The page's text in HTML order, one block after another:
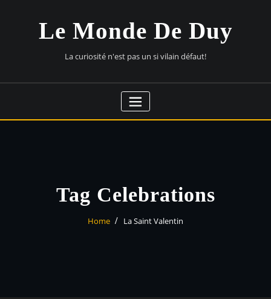
Le Monde De Duy
La curiosité n'est pas un si vilain défaut!
Tag Celebrations
Home La Saint Valentin